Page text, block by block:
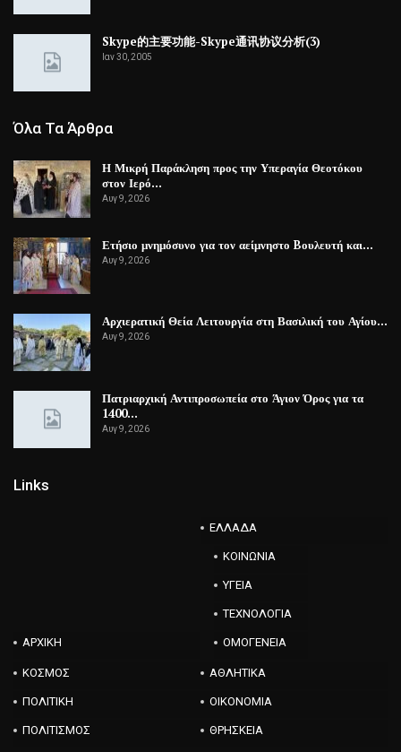
Skype的主要功能-Skype通讯协议分析(3)
Ιαν 30, 2005
Όλα Τα Άρθρα
Η Μικρή Παράκληση προς την Υπεραγία Θεοτόκου
στον Ιερό…
Αυγ 9, 2026
Ετήσιο μνημόσυνο για τον αείμνηστο Bουλευτή και…
Αυγ 9, 2026
Αρχιερατική Θεία Λειτουργία στη Βασιλική του Αγίου…
Αυγ 9, 2026
Πατριαρχική Αντιπροσωπεία στο Άγιον Όρος για τα
1400…
Αυγ 9, 2026
Links
ΑΡΧΙΚΗ
ΕΛΛΑΔΑ
ΚΟΙΝΩΝΙΑ
ΥΓΕΙΑ
ΤΕΧΝΟΛΟΓΙΑ
ΟΜΟΓΕΝΕΙΑ
ΚΟΣΜΟΣ ΑΘΛΗΤΙΚΑ
ΠΟΛΙΤΙΚΗ ΟΙΚΟΝΟΜΙΑ
ΠΟΛΙΤΙΣΜΟΣ ΘΡΗΣΚΕΙΑ